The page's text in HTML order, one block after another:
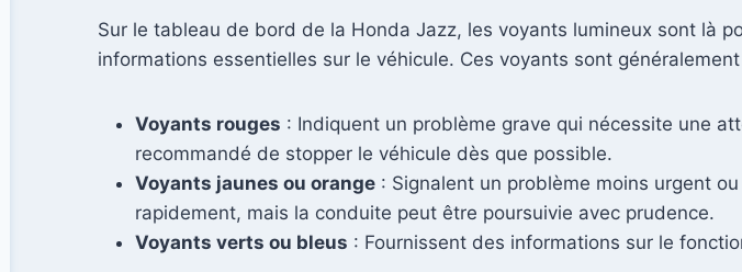
Sur le tableau de bord de la Honda Jazz, les voyants lumineux sont là
informations essentielles sur le véhicule. Ces voyants sont
Voyants rouges : Indiquent un problème grave qui nécessite une
recommandé de stopper le véhicule dès que possible.
Voyants jaunes ou orange : Signalent un problème moins urgent
rapidement, mais la conduite peut être poursuivie avec prudence.
Voyants verts ou bleus : Fournissent des informations sur le